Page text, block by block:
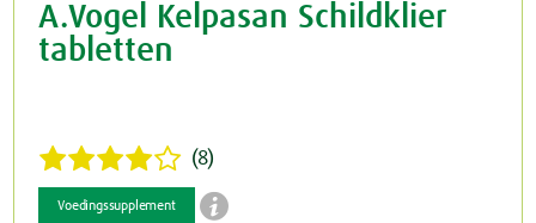
A.Vogel Kelpasan Schildklier
tabletten
(8)
Voedingssupplement 